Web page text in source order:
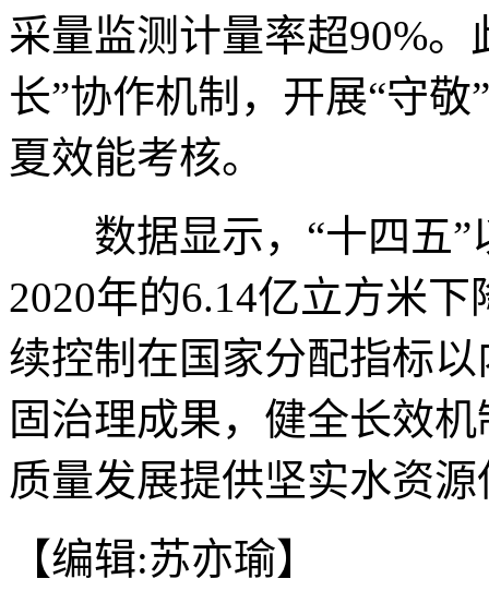
采量监测计量率超90%
长”协作机制，开展“守
夏效能考核。
数据显示，“十四五”
2020年的6.14亿立方米
续控制在国家分配指标
固治理成果，健全长效
质量发展提供坚实水资
【编辑:苏亦瑜】